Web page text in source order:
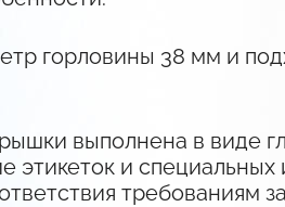
горловины 38 мм и
выполнена в виде
этикеток и
требованиям